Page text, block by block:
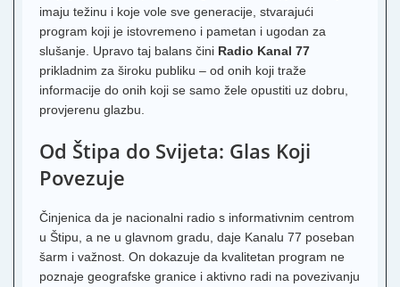
imaju težinu i koje vole sve generacije, stvarajući
program koji je istovremeno i pametan i ugodan za
slušanje. Upravo taj balans čini Radio Kanal 77
prikladnim za široku publiku – od onih koji traže
informacije do onih koji se samo žele opustiti uz dobru,
provjerenu glazbu.
Od Štipa do Svijeta: Glas Koji
Povezuje
Činjenica da je nacionalni radio s informativnim centrom
u Štipu, a ne u glavnom gradu, daje Kanalu 77 poseban
šarm i važnost. On dokazuje da kvalitetan program ne
poznaje geografske granice i aktivno radi na povezivanju